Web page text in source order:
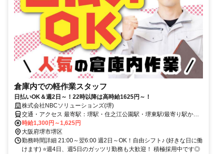
倉庫内での軽作業スタッフ
日払いOK＆週2日～！22時以降は高時給1625円～！
株式会社NBCソリューションズ(堺)
交通・アクセス 最寄駅：堺駅・住之江公園駅・堺東駅/最寄り駅から
無料送迎あり(応相談)
時給1,300円～1,625円
大阪府堺市堺区
勤務時間詳細 21:00～翌6:00 週2日～OK！自由シフト♪ (好きな日に働
けます) ⭐週4日、週5日のガッツリ勤務も大歓迎！ 積極採用中です◎